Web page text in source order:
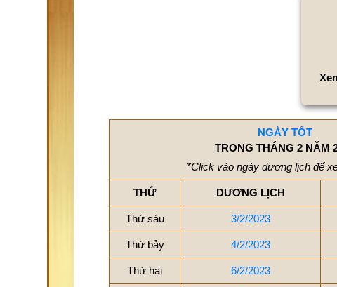
NGÀY TỐT
TRONG THÁNG 2 NĂM
*Click vào ngày dương lịch để
THỨ DƯƠNG LỊCH
Thứ sáu 3/2/2023
Thứ bảy 4/2/2023
Thứ hai 6/2/2023